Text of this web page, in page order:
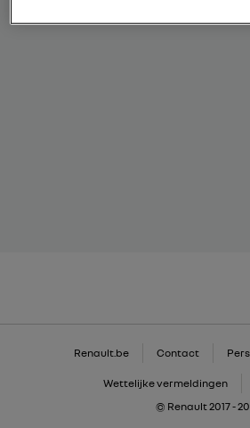
Renault.be Contact
Wettelijke vermeldingen
© Renault 2017 -